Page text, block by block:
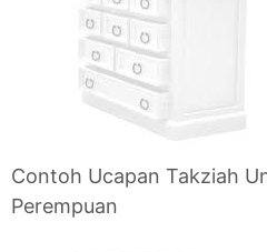
Contoh Ucapan Takziah
Perempuan